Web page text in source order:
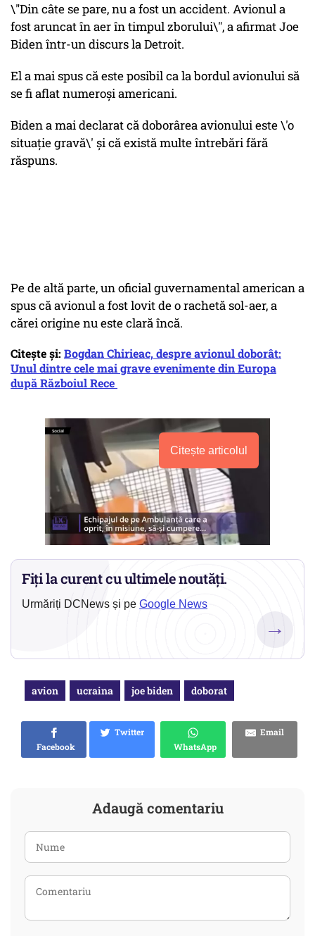
\"Din câte se pare, nu a fost un accident. Avionul a
fost aruncat în aer în timpul zborului\", a afirmat Joe
Biden într-un discurs la Detroit.
El a mai spus că este posibil ca la bordul avionului să
se fi aflat numeroși americani.
Biden a mai declarat că doborârea avionului este \'o
situație gravă\' și că există multe întrebări fără
răspuns.
Pe de altă parte, un oficial guvernamental american a
spus că avionul a fost lovit de o rachetă sol-aer, a
cărei origine nu este clară încă.
Citește și: Bogdan Chirieac, despre avionul doborât:
Unul dintre cele mai grave evenimente din Europa
după Războiul Rece
Citește articolul
Fiți la curent cu ultimele noutăți.
Urmăriți DCNews și pe Google News
→
avion ucraina joe biden doborat
Facebook
Twitter
WhatsApp
Email
Adaugă comentariu